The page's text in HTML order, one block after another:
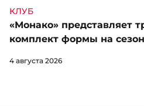
КЛУБ
«Монако» представляет
комплект формы на
4 августа 2026